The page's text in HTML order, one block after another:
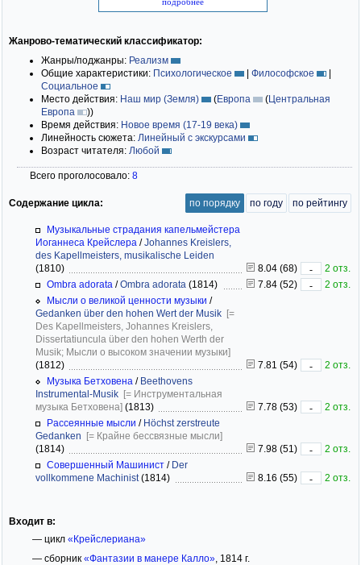
Жанрово-тематический классификатор:
Жанры/поджанры: Реализм
Общие характеристики: Психологическое | Философское
|
Социальное
Место действия: Наш мир (Земля) (Европа (Центральная
Европа
))
Время действия: Новое время (17-19 века)
Линейность сюжета: Линейный с экскурсами
Возраст читателя: Любой
Всего проголосовало: 8
Содержание цикла: по порядку по году по рейтингу
Музыкальные страдания капельмейстера
Иоганнеса Крейслера /Johannes Kreislers,
des Kapellmeisters, musikalische Leiden
(1810)
8.04 (68) -
2 отз.
Ombra adorata /Ombra adorata (1814) 7.84 (52) -
2 отз.
Мысли о великой ценности музыки /
Gedanken über den hohen Wert der Musik [=
Des Kapellmeisters, Johannes Kreislers,
Dissertatiuncula über den hohen Werth der
Musik; Мысли о высоком значении музыки]
(1812)
7.81 (54) -
2 отз.
Музыка Бетховена / Beethovens
Instrumental-Musik [= Инструментальная
музыка Бетховена] (1813) 7.78 (53) -
2 отз.
Рассеянные мысли / Höchst zerstreute
Gedanken [= Крайне бессвязные мысли]
(1814)
7.98 (51) -
2 отз.
Совершенный Машинист / Der
vollkommene Machinist(1814) 8.16 (55) - 2 отз.
Входит в:
— цикл «Крейслериана»
— сборник «Фантазии в манере Калло», 1814 г.